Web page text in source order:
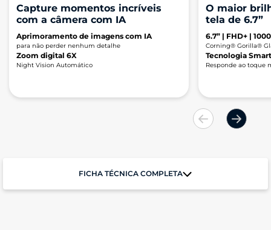
Capture momentos incríveis
com a câmera com IA
Aprimoramento de imagens com IA
para não perder nenhum detalhe
Zoom digital 6X
Night Vision Automático
O maior
tela de 6.7”
6.7” | FHD+ |
Corning® Gorilla®
Tecnologia
Responde ao toque
FICHA TÉCNICA COMPLETA